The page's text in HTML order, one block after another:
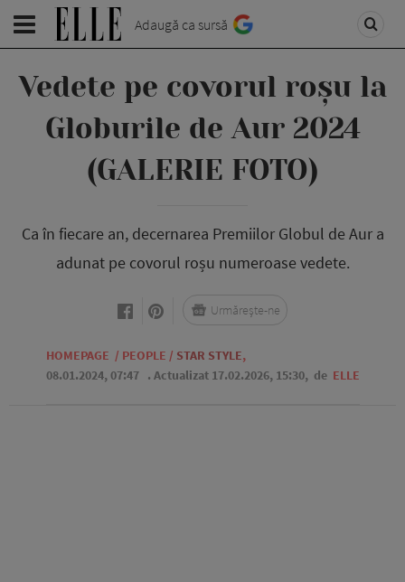
Adaugă ca sursă
Vedete pe covorul roșu la
Globurile de Aur 2024
(GALERIE FOTO)
Ca în fiecare an, decernarea Premiilor Globul de Aur a
adunat pe covorul roșu numeroase vedete.
HOMEPAGE / PEOPLE / STAR STYLE,
08.01.2024, 07:47 . Actualizat 17.02.2026, 15:30, de ELLE
Urmărește-ne